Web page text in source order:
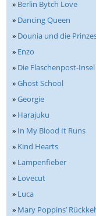
» Berlin Bytch Love
» Dancing Queen
» Dounia und die
» Enzo
» Die Flaschenpost-Insel
»Ghost School
»Georgie
» Harajuku
» In My Blood It Runs
» Kind Hearts
» Lampenfieber
» Lovecut
» Luca
» Mary Poppins’